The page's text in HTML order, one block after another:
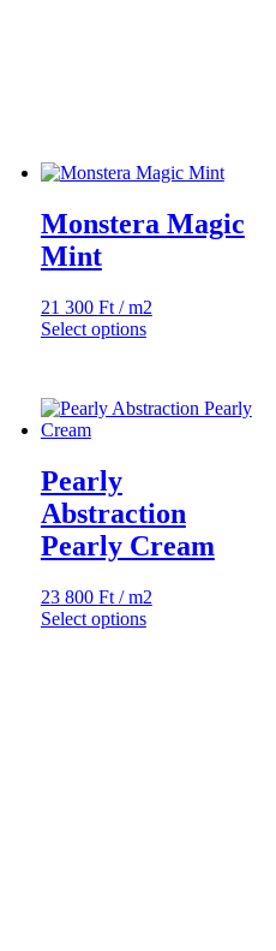
Monstera Magic
Mint
21 300 Ft/ m2
Select options
Pearly
Abstraction
Pearly Cream
23 800 Ft/ m2
Select options